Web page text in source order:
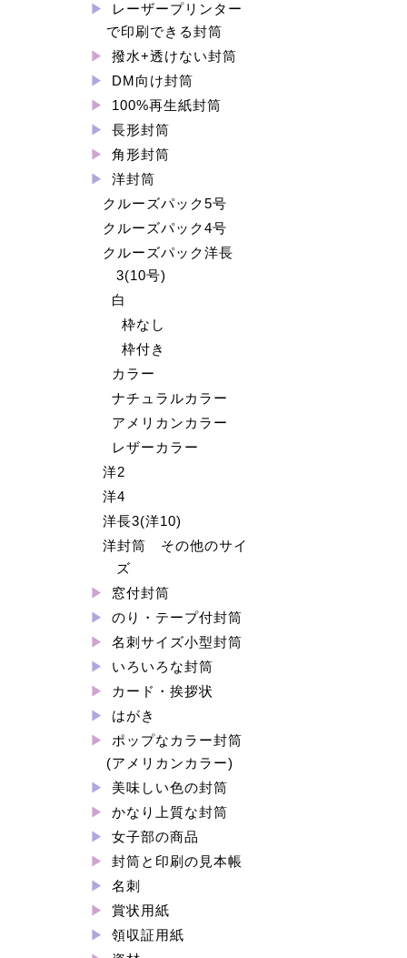
レーザープリンター
で印刷できる封筒
撥水+透けない封筒
DM向け封筒
100%再生紙封筒
長形封筒
角形封筒
洋封筒
クルーズパック5号
クルーズパック4号
クルーズパック洋長
3(10号)
白
枠なし
枠付き
カラー
ナチュラルカラー
アメリカンカラー
レザーカラー
洋2
洋4
洋長3(洋10)
洋封筒 その他のサイ
ズ
窓付封筒
のり・テープ付封筒
名刺サイズ小型封筒
いろいろな封筒
カード・挨拶状
はがき
ポップなカラー封筒
(アメリカンカラー)
美味しい色の封筒
かなり上質な封筒
女子部の商品
封筒と印刷の見本帳
名刺
賞状用紙
領収証用紙